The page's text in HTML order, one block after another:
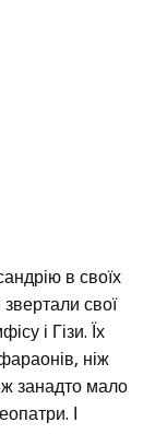
в своїх
звертали свої
і Гізи. Їх
ніж
ж занадто мало
І